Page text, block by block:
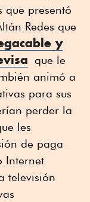
que presentó
Redes que
y
que le
animó a
para sus
perder la
les
de paga
Internet
televisión